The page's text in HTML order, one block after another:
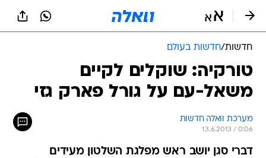
חדשות/חדשות בעולם
טורקיה: שוקלים לקיים
משאל-עם על גורל פארק גזי
מערכת וואלה חדשות
13.6.2013 / 0:06
דברי סגן יושב ראש מפלגת השלטון מעידים